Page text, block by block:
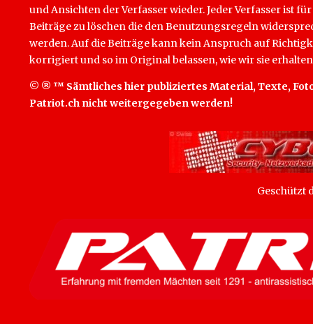
und Ansichten der Verfasser wieder. Jeder Verfasser ist
Beiträge zu löschen die den Benutzungsregeln
werden. Auf die Beiträge kann kein Anspruch auf
korrigiert und so im Original belassen, wie wir sie
© ® ™ Sämtliches hier publiziertes Material, Texte,
Patriot.ch nicht weitergegeben werden!
Geschützt